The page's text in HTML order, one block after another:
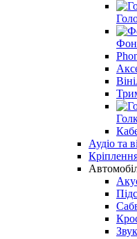
Аудіо та